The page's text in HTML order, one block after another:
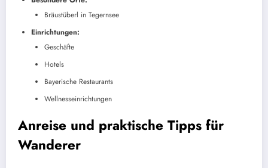
Bräustüberl in Tegernsee
Einrichtungen:
Geschäfte
Hotels
Bayerische Restaurants
Wellnesseinrichtungen
Anreise und praktische Tipps für
Wanderer